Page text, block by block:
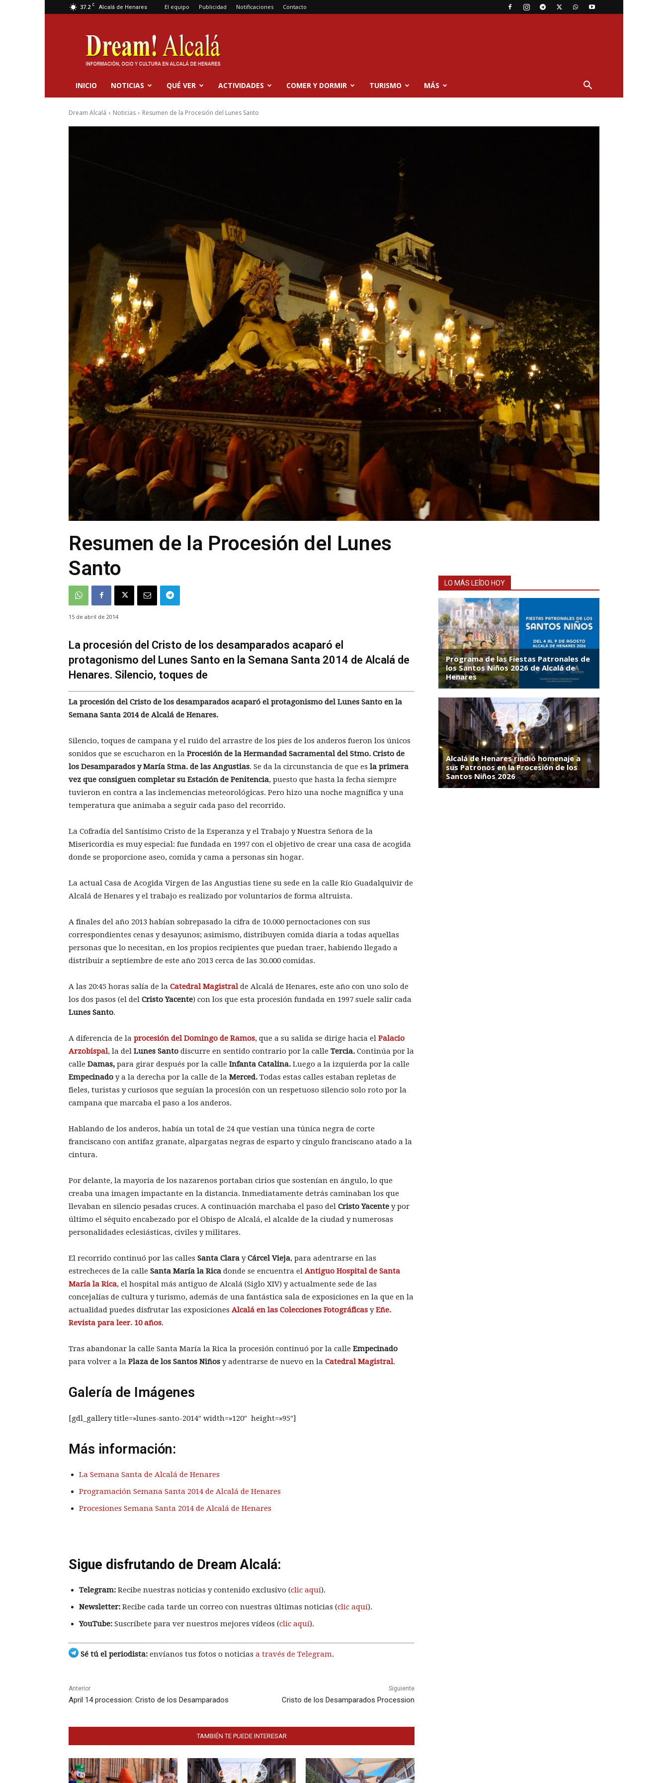
37.2 C Alcalá de Henares El equipo Publicidad Notificaciones Contacto
Dream
Alcalá
INICIO NOTICIAS QUÉ VER ACTIVIDADES COMER Y DORMIR TURISMO MÁS
Dream Alcalá Noticias Resumen de la Procesión del Lunes Santo
Resumen de la Procesión del Lunes
Santo
15 de abril de 2014
La procesión del Cristo de los desamparados acaparó el
protagonismo del Lunes Santo en la Semana Santa 2014 de Alcalá de
Henares. Silencio, toques de
La procesión del Cristo de los desamparados acaparó el protagonismo del Lunes Santo en la
Semana Santa 2014 de Alcalá de Henares.
Silencio, toques de campana y el ruido del arrastre de los pies de los anderos fueron los únicos
sonidos que se escucharon en la Procesión de la Hermandad Sacramental del Stmo. Cristo de
los Desamparados y María Stma. de las Angustias. Se da la circunstancia de que es la primera
vez que consiguen completar su Estación de Penitencia, puesto que hasta la fecha siempre
tuvieron en contra a las inclemencias meteorológicas. Pero hizo una noche magnífica y una
temperatura que animaba a seguir cada paso del recorrido.
La Cofradía del Santísimo Cristo de la Esperanza y el Trabajo y Nuestra Señora de la
Misericordia es muy especial: fue fundada en 1997 con el objetivo de crear una casa de acogida
donde se proporcione aseo, comida y cama a personas sin hogar.
La actual Casa de Acogida Virgen de las Angustias tiene su sede en la calle Río Guadalquivir de
Alcalá de Henares y el trabajo es realizado por voluntarios de forma altruista.
A finales del año 2013 habían sobrepasado la cifra de 10.000 pernoctaciones con sus
correspondientes cenas y desayunos; asimismo, distribuyen comida diaria a todas aquellas
personas que lo necesitan, en los propios recipientes que puedan traer, habiendo llegado a
distribuir a septiembre de este año 2013 cerca de las 30.000 comidas.
A las 20:45 horas salía de la Catedral Magistralde Alcalá de Henares, este año con uno solo de
los dos pasos (el del Cristo Yacente) con los que esta procesión fundada en 1997 suele salir cada
Lunes Santo.
A diferencia de la procesión del Domingo de Ramos, que a su salida se dirige hacia el Palacio
Arzobispal, la del Lunes Santo discurre en sentido contrario por la calle Tercia. Continúa por la
calle Damas, para girar después por la calle Infanta Catalina. Luego a la izquierda por la calle
Empecinado y a la derecha por la calle de la Merced. Todas estas calles estaban repletas de
fieles, turistas y curiosos que seguían la procesión con un respetuoso silencio solo roto por la
campana que marcaba el paso a los anderos.
Hablando de los anderos, había un total de 24 que vestían una túnica negra de corte
franciscano con antifaz granate, alpargatas negras de esparto y cíngulo franciscano atado a la
cintura.
Por delante, la mayoría de los nazarenos portaban cirios que sostenían en ángulo, lo que
creaba una imagen impactante en la distancia. Inmediatamente detrás caminaban los que
llevaban en silencio pesadas cruces. A continuación marchaba el paso del Cristo Yacente y por
último el séquito encabezado por el Obispo de Alcalá, el alcalde de la ciudad y numerosas
personalidades eclesiásticas, civiles y militares.
El recorrido continuó por las calles Santa Clara yCárcel Vieja, para adentrarse en las
estrecheces de la calle Santa María la Rica donde se encuentra el Antiguo Hospital de Santa
María la Rica, el hospital más antiguo de Alcalá (Siglo XIV) y actualmente sede de las
concejalías de cultura y turismo, además de una fantástica sala de exposiciones en la que en la
actualidad puedes disfrutar las exposiciones Alcalá en las Colecciones Fotográficas yEñe.
Revista para leer. 10 años.
Tras abandonar la calle Santa María la Rica la procesión continuó por la calle Empecinado
para volver a la Plaza de los Santos Niños y adentrarse de nuevo en la Catedral Magistral.
Galería de Imágenes
[gdl_gallery title=»lunes-santo-2014″ width=»120″ height=»95″]
Más información:
La Semana Santa de Alcalá de Henares
Programación Semana Santa 2014 de Alcalá de Henares
Procesiones Semana Santa 2014 de Alcalá de Henares
Sigue disfrutando de Dream Alcalá:
Telegram: Recibe nuestras noticias y contenido exclusivo (clic aquí).
Newsletter: Recibe cada tarde un correo con nuestras últimas noticias (clic aquí).
YouTube: Suscríbete para ver nuestros mejores vídeos (clic aquí).
Sé tú el periodista: envíanos tus fotos o noticias a través de Telegram.
Anterior
April 14 procession: Cristo de los Desamparados
Siguiente
Cristo de los Desamparados Procession
TAMBIÉN TE PUEDE INTERESAR
LO MÁS LEÍDO HOY